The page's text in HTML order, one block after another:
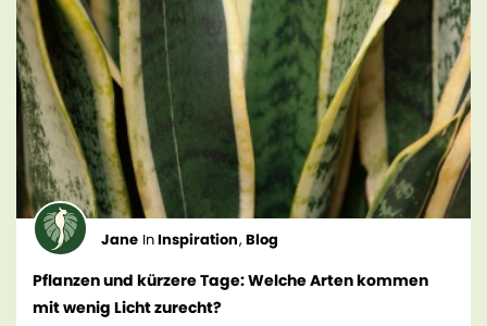
Jane InInspiration, Blog
Pflanzen und kürzere Tage: Welche Arten kommen
mit wenig Licht zurecht?